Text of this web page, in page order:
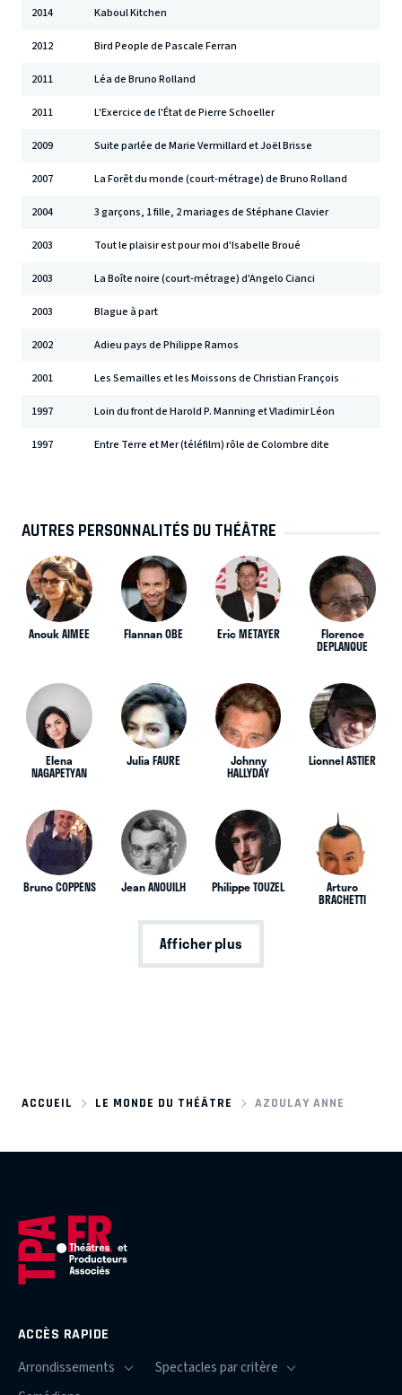
2014 Kaboul Kitchen
2012 Bird People de Pascale Ferran
2011 Léa de Bruno Rolland
2011 L'Exercice de l'État de Pierre Schoeller
2009 Suite parlée de Marie Vermillard et Joël Brisse
2007 La Forêt du monde (court-métrage) de Bruno Rolland
2004 3 garçons, 1 fille, 2 mariages de Stéphane Clavier
2003 Tout le plaisir est pour moi d'Isabelle Broué
2003 La Boîte noire (court-métrage) d'Angelo Cianci
2003 Blague à part
2002 Adieu pays de Philippe Ramos
2001 Les Semailles et les Moissons de Christian François
1997 Loin du front de Harold P. Manning et Vladimir Léon
1997 Entre Terre et Mer (téléfilm) rôle de Colombre dite
AUTRES PERSONNALITÉS DU THÉÂTRE
Anouk AIMEE Flannan OBE Eric METAYER Florence
DEPLANQUE
Elena
NAGAPETYAN
Julia FAURE Johnny
HALLYDAY
Lionnel ASTIER
Bruno COPPENS Jean ANOUILH Philippe TOUZEL Arturo
BRACHETTI
Afficher plus
ACCUEIL LE MONDE DU THÉÂTRE AZOULAY ANNE
ACCÈS RAPIDE